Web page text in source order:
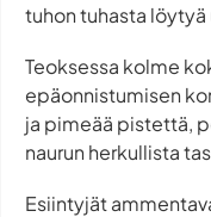
tuhon tuhasta löytyä
Teoksessa kolme
epäonnistumisen
ja pimeää pistettä,
naurun herkullista
Esiintyjät